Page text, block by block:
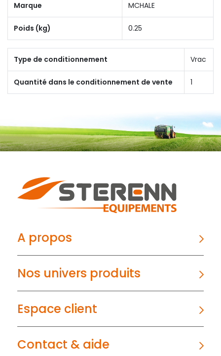
Marque MCHALE
Poids (kg) 0.25
Type de conditionnement Vrac
Quantité dans le conditionnement de vente 1
A propos
Nos univers produits
Espace client
Contact & aide